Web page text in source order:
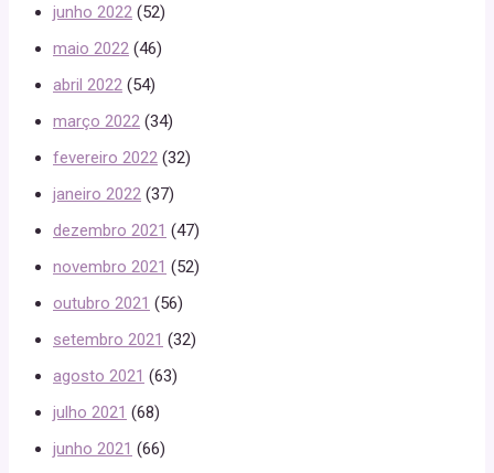
junho 2022 (52)
maio 2022 (46)
abril 2022 (54)
março 2022 (34)
fevereiro 2022 (32)
janeiro 2022 (37)
dezembro 2021 (47)
novembro 2021 (52)
outubro 2021 (56)
setembro 2021 (32)
agosto 2021 (63)
julho 2021 (68)
junho 2021 (66)